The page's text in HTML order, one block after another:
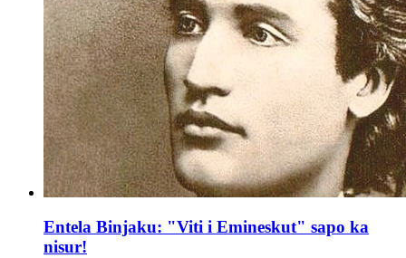
Entela Binjaku: "Viti i Emineskut" sapo ka
nisur!